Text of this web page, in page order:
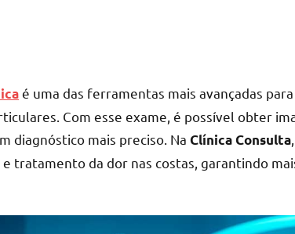
é uma das ferramentas mais avançadas
Com esse exame, é possível obter
diagnóstico mais preciso. Na Clínica Consulta
tratamento da dor nas costas, garantindo